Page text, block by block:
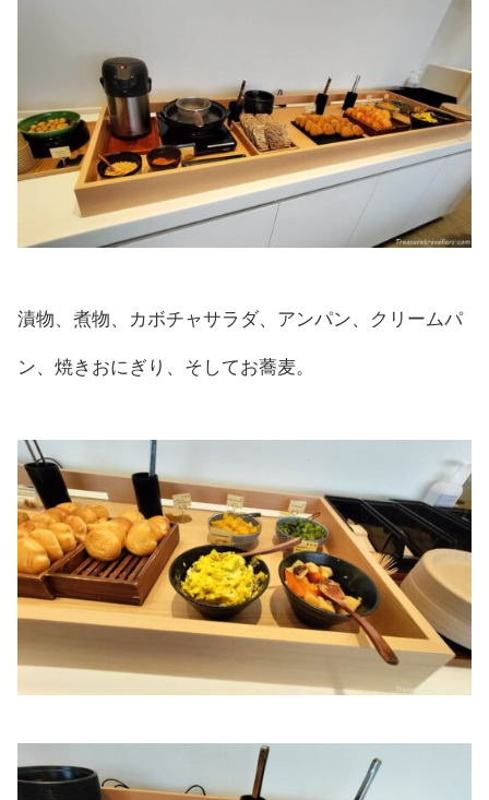
漬物、煮物、カボチャサラダ、アンパン、クリームパ
ン、焼きおにぎり、そしてお蕎麦。